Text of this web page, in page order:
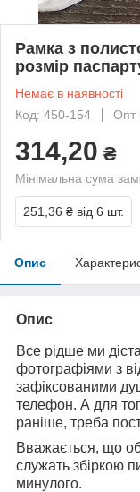
Рамка з
розмір
Немає в наявності
Код: 450-154
Опт
314,20 ₴
Мінімальна сума
251,36 ₴ від 6 шт.
Опис
Опис
Все рідше ми
фотографіями з
зафіксованими
телефон. А для
раніше, треба
Вважається, що
служать збіркою
минулого.